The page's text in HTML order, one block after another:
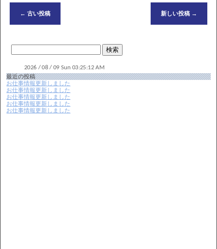
← 古い投稿 新しい投稿 →
最近の投稿
お仕事情報更新しました
お仕事情報更新しました
お仕事情報更新しました
お仕事情報更新しました
お仕事情報更新しました